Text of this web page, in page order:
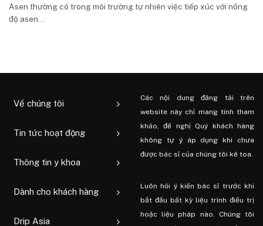
Asen thường có trong môi trường tự nhiên việc tiếp xúc với nồng
độ asen...
Về chúng tôi
Tin tức hoạt động
Thông tin y khoa
Dành cho khách hàng
Drip Asia
Các nội dung đăng tải trên
website này chỉ mang tính tham
khảo, đề nghị Quý khách hàng
không tự ý áp dụng khi chưa
được bác sĩ của chúng tôi kê toa.
Luôn hỏi ý kiến ​​bác sĩ trước khi
bắt đầu bất kỳ liệu trình điều trị
hoặc liệu pháp nào. Chúng tôi